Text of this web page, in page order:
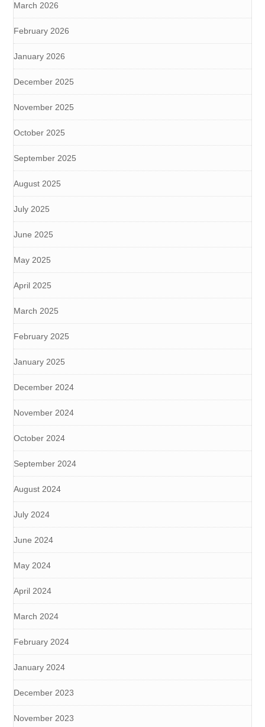
March 2026
February 2026
January 2026
December 2025
November 2025
October 2025
September 2025
August 2025
July 2025
June 2025
May 2025
April 2025
March 2025
February 2025
January 2025
December 2024
November 2024
October 2024
September 2024
August 2024
July 2024
June 2024
May 2024
April 2024
March 2024
February 2024
January 2024
December 2023
November 2023